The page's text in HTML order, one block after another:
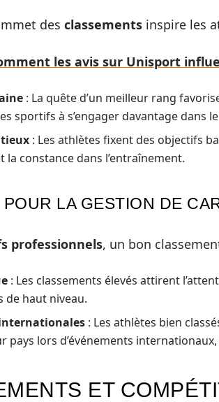
des classements inspire les
les avis sur Unisport
: La quête d’un meilleur rang
sportifs à s’engager davantage dans
: Les athlètes fixent des objectifs
la constance dans l’entraînement.
LA GESTION DE
professionnels, un bon
: Les classements élevés attirent
de haut niveau.
: Les athlètes bien
pays lors d’événements
ET